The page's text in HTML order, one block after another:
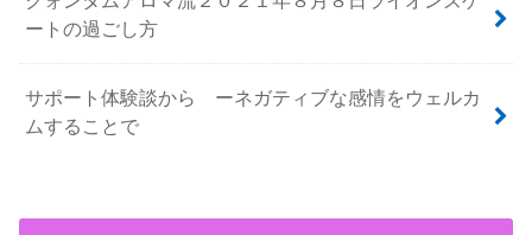
ートの過ごし方
サポート体験談から ーネガティブな感情をウェルカ
ムすることで